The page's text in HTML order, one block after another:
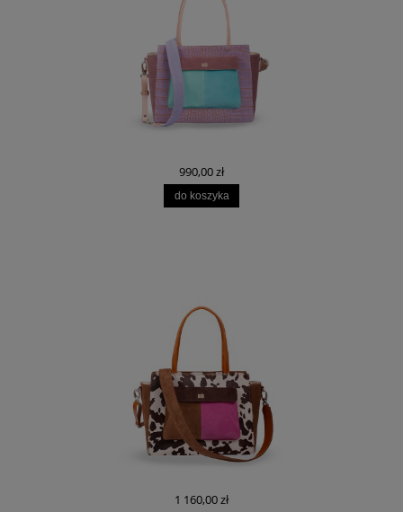
990,00 zł
do koszyka
1 160,00 zł